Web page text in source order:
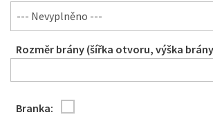
--- Nevyplněno ---
Rozměr brány (šířka otvoru, výška
Branka: